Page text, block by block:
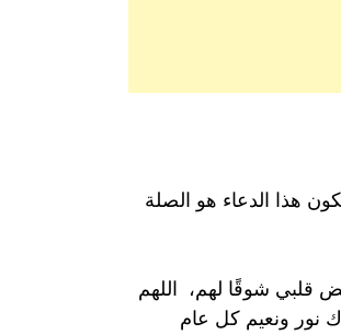
هذا الدعاء هو الصلة
قلبي شوقًا لهم، اللهم
نور ونعيم كل عام